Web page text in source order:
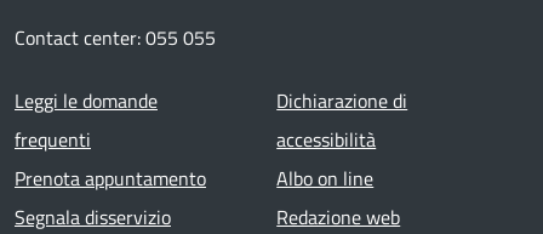
Contact center: 055 055
Footer menu
Leggi le domande
frequenti
Prenota appuntamento
Segnala disservizio
Dichiarazione di
accessibilità
Albo on line
Redazione web